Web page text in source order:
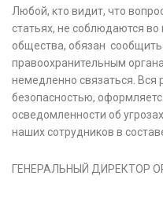
Любой, кто видит, что
статьях, не соблюдаются
общества, обязан
правоохранительным
немедленно связаться. Вся
безопасностью,
осведомленности об
наших сотрудников в
ГЕНЕРАЛЬНЫЙ ДИРЕКТОР